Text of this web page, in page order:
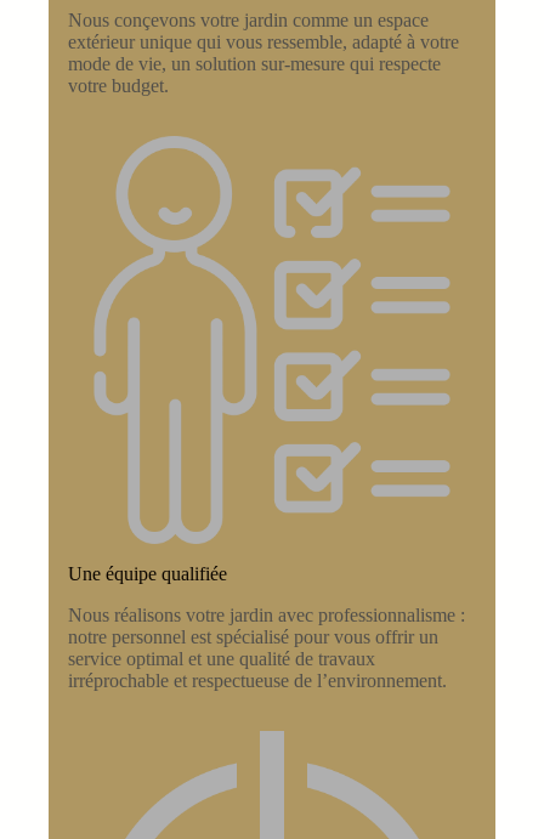
Nous conçevons votre jardin comme un espace
extérieur unique qui vous ressemble, adapté à votre
mode de vie, un solution sur-mesure qui respecte
votre budget.
Une équipe qualifiée
Nous réalisons votre jardin avec professionnalisme :
notre personnel est spécialisé pour vous offrir un
service optimal et une qualité de travaux
irréprochable et respectueuse de l’environnement.